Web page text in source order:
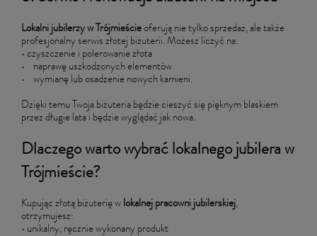
Lokalni jubilerzy w Trójmieście oferują nie tylko sprzedaż, ale także
profesjonalny serwis złotej biżuterii. Możesz liczyć na:
• czyszczenie i polerowanie złota
• naprawę uszkodzonych elementów
• wymianę lub osadzenie nowych kamieni.
Dzięki temu Twoja biżuteria będzie cieszyć się pięknym blaskiem
przez długie lata i będzie wyglądać jak nowa.
Dlaczego warto wybrać lokalnego jubilera w
Trójmieście?
Kupując złotą biżuterię w lokalnej pracowni jubilerskiej,
otrzymujesz:
• unikalny, ręcznie wykonany produkt